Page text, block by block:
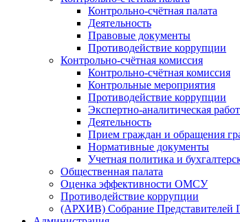
Контрольно-счётная палата
Деятельность
Правовые документы
Противодействие коррупции
Контрольно-счётная комиссия
Контрольно-счётная комиссия
Контрольные мероприятия
Противодействие коррупции
Экспертно-аналитическая
Деятельность
Прием граждан и обращения
Нормативные документы
Учетная политика и
Общественная палата
Оценка эффективности ОМСУ
Противодействие коррупции
(АРХИВ) Собрание Представителей